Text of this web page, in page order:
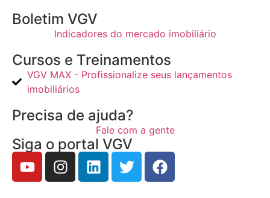
Boletim VGV
Indicadores do mercado imobiliário
Cursos e Treinamentos
VGV MAX - Profissionalize seus lançamentos
imobiliários
Precisa de ajuda?
Fale com a gente
Siga o portal VGV